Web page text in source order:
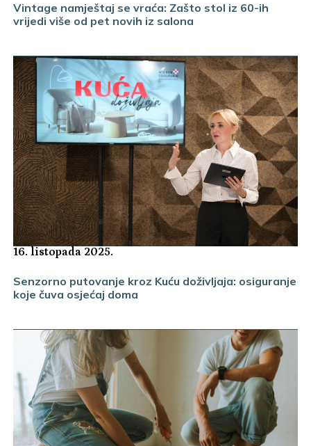
Vintage namještaj se vraća: Zašto stol iz 60-ih
vrijedi više od pet novih iz salona
16. listopada 2025.
Senzorno putovanje kroz Kuću doživljaja: osiguranje
koje čuva osjećaj doma